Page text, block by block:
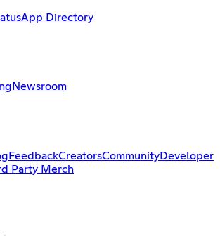
App Directory
Newsroom
FeedbackCreatorsCommunityDeveloper
Party Merch